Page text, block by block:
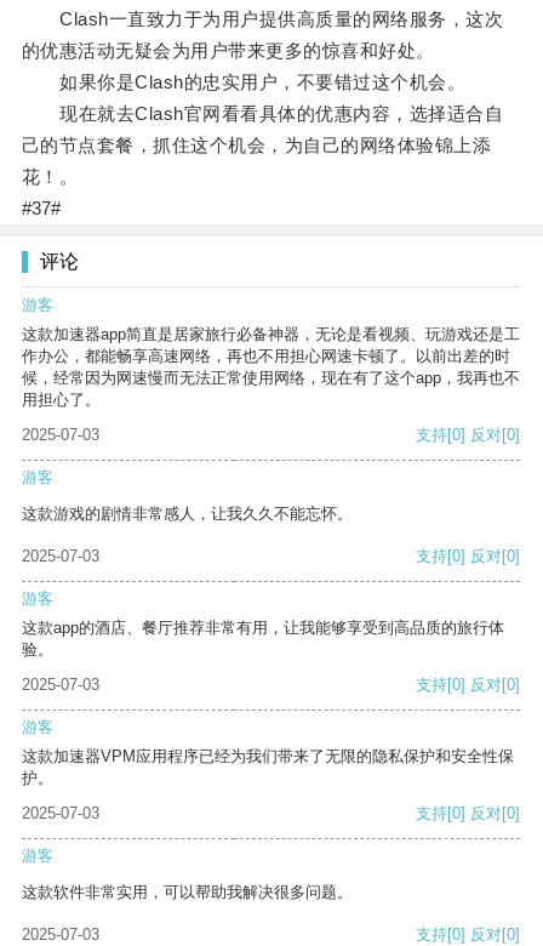
Clash一直致力于为用户提供高质量的网络服务，这次
的优惠活动无疑会为用户带来更多的惊喜和好处。
如果你是Clash的忠实用户，不要错过这个机会。
现在就去Clash官网看看具体的优惠内容，选择适合自
己的节点套餐，抓住这个机会，为自己的网络体验锦上添
花！。
#37#
评论
游客
这款加速器app简直是居家旅行必备神器，无论是看视频、玩游戏还是工
作办公，都能畅享高速网络，再也不用担心网速卡顿了。以前出差的时
候，经常因为网速慢而无法正常使用网络，现在有了这个app，我再也不
用担心了。
2025-07-03
支持[0] 反对[0]
游客
这款游戏的剧情非常感人，让我久久不能忘怀。
2025-07-03 支持[0] 反对[0]
游客
这款app的酒店、餐厅推荐非常有用，让我能够享受到高品质的旅行体
验。
2025-07-03
支持[0] 反对[0]
游客
这款加速器VPM应用程序已经为我们带来了无限的隐私保护和安全性保
护。
2025-07-03
支持[0] 反对[0]
游客
这款软件非常实用，可以帮助我解决很多问题。
2025-07-03 支持[0] 反对[0]